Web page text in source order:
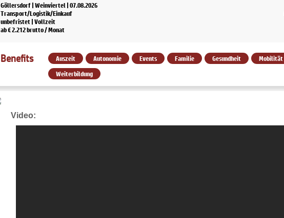
Göllersdorf | Weinviertel | 07.08.2026
Transport/Logistik/Einkauf
unbefristet | Vollzeit
ab € 2.212 brutto / Monat
Benefits Auszeit Autonomie Events Familie Gesundheit Mobilität
Weiterbildung
Video: